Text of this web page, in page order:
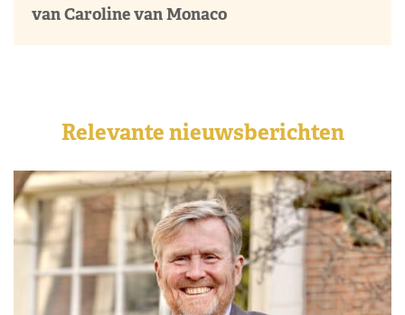
van Caroline van Monaco
Relevante nieuwsberichten